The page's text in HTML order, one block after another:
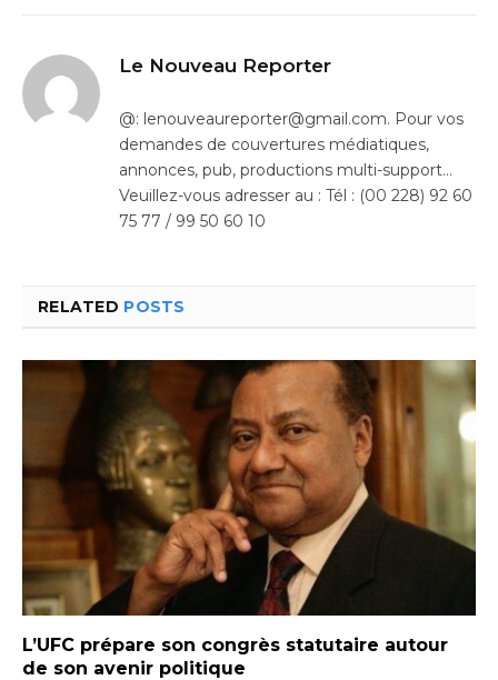
Le Nouveau Reporter
@: lenouveaureporter@gmail.com. Pour vos
demandes de couvertures médiatiques,
annonces, pub, productions multi-support…
Veuillez-vous adresser au : Tél : (00 228) 92 60
75 77 / 99 50 60 10
RELATED POSTS
L’UFC prépare son congrès statutaire autour
de son avenir politique